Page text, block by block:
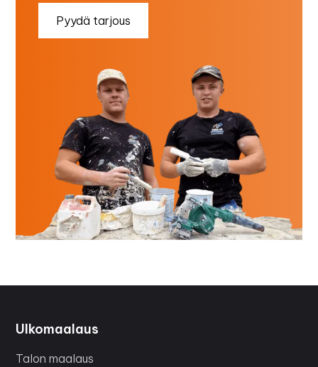
Pyydä tarjous
Ulkomaalaus
Talon maalaus